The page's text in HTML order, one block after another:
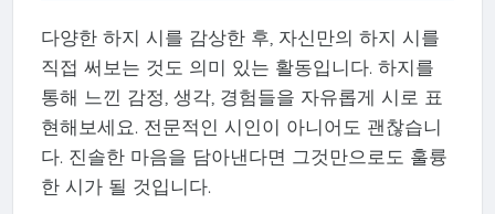
다양한 하지 시를 감상한 후, 자신만의 하지 시를
직접 써보는 것도 의미 있는 활동입니다. 하지를
통해 느낀 감정, 생각, 경험들을 자유롭게 시로 표
현해보세요. 전문적인 시인이 아니어도 괜찮습니
다. 진솔한 마음을 담아낸다면 그것만으로도 훌륭
한 시가 될 것입니다.